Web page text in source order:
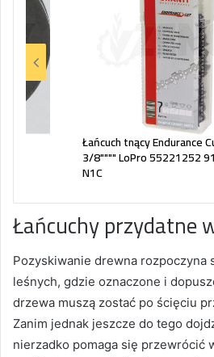
Łańcuch tnący Endurance
3/8"""" LoPro 55221252
N1C
Łańcuchy przydatne
Pozyskiwanie drewna rozpoczyna
leśnych, gdzie oznaczone i
drzewa muszą zostać po ścięciu
Zanim jednak jeszcze do tego
nierzadko pomaga się przewrócić